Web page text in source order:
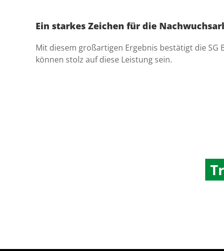
Ein starkes Zeichen für die
Mit diesem großartigen Ergebnis bestätigt die
können stolz auf diese Leistung sein.